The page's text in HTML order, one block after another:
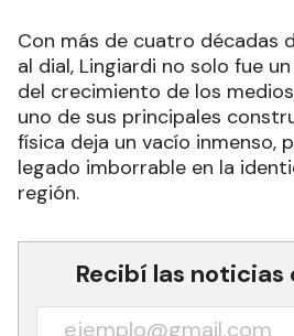
Con más de cuatro décadas
al dial, Lingiardi no solo fue
del crecimiento de los
uno de sus principales
física deja un vacío inmenso,
legado imborrable en la
región.
Recibí las noticias